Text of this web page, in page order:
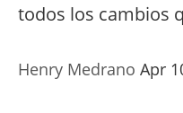
todos los cambios
Henry Medrano Apr